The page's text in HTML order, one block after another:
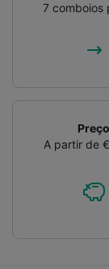
7 comboios
Preço
A partir de